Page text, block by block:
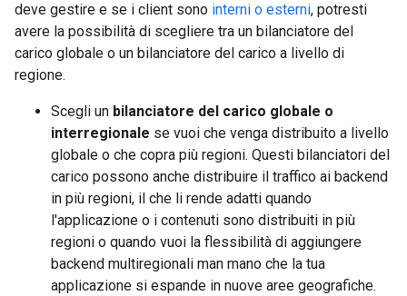
deve gestire e se i client sono interni o esterni, potresti
avere la possibilità di scegliere tra un bilanciatore del
carico globale o un bilanciatore del carico a livello di
regione.
Scegli un bilanciatore del carico globale o
interregionale se vuoi che venga distribuito a livello
globale o che copra più regioni. Questi bilanciatori del
carico possono anche distribuire il traffico ai backend
in più regioni, il che li rende adatti quando
l'applicazione o i contenuti sono distribuiti in più
regioni o quando vuoi la flessibilità di aggiungere
backend multiregionali man mano che la tua
applicazione si espande in nuove aree geografiche.